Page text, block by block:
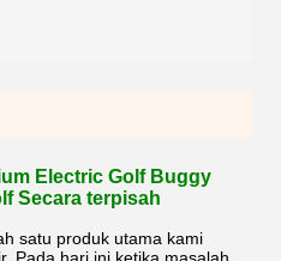
Electric Golf Buggy
Secara terpisah
satu produk utama kami